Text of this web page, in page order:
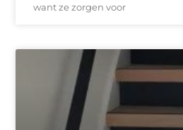
want ze zorgen voor